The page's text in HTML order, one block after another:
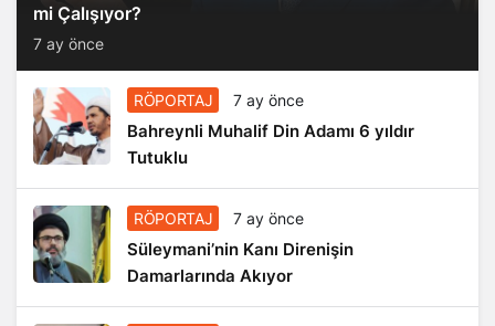
mi Çalışıyor?
7 ay önce
RÖPORTAJ 7 ay önce
Bahreynli Muhalif Din Adamı 6 yıldır
Tutuklu
RÖPORTAJ 7 ay önce
Süleymani’nin Kanı Direnişin
Damarlarında Akıyor